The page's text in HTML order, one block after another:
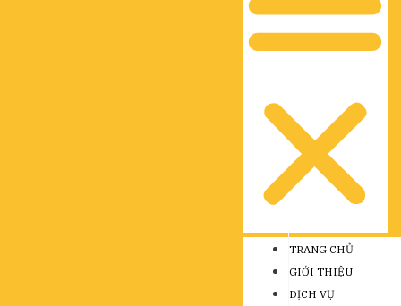
TRANG CHỦ
GIỚI THIỆU
DỊCH VỤ